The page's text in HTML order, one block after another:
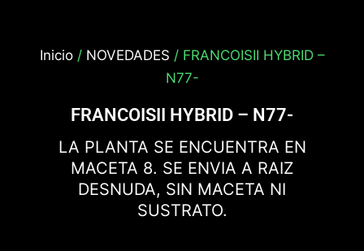
Inicio/ NOVEDADES / FRANCOISII HYBRID –
N77-
FRANCOISII HYBRID – N77-
LA PLANTA SE ENCUENTRA EN
MACETA 8. SE ENVIA A RAIZ
DESNUDA, SIN MACETA NI
SUSTRATO.